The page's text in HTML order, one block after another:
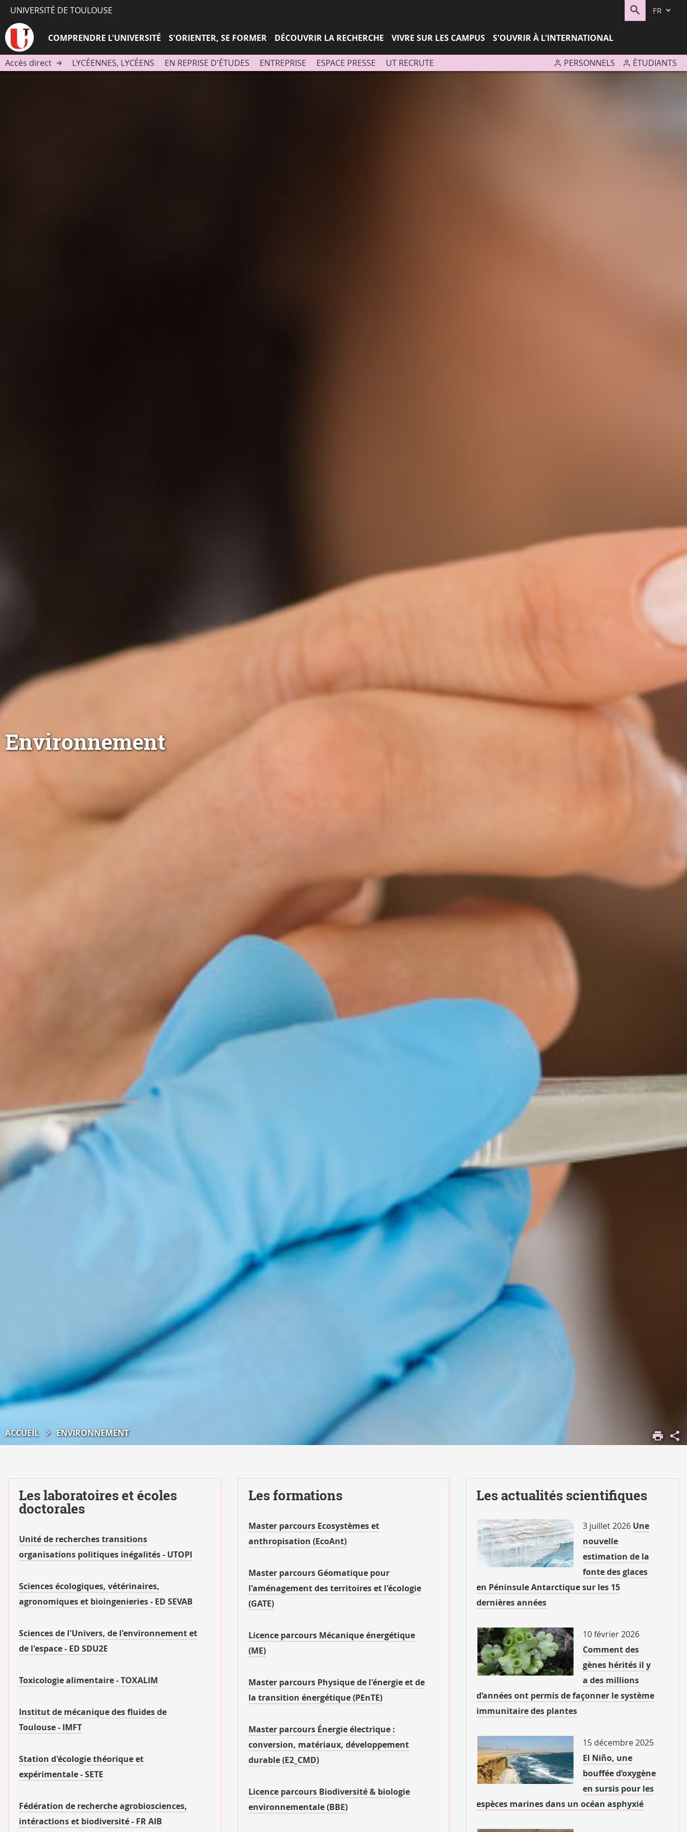
UNIVERSITÉ DE TOULOUSE FR
COMPRENDRE L'UNIVERSITÉ S'ORIENTER, SE FORMER DÉCOUVRIR LA RECHERCHE VIVRE SUR LES CAMPUS S'OUVRIR À L'INTERNATIONAL
Accès direct LYCÉENNES, LYCÉENS EN REPRISE D'ÉTUDES ENTREPRISE ESPACE PRESSE UT RECRUTE PERSONNELS ÉTUDIANTS
Environnement
ACCUEIL ENVIRONNEMENT
Les laboratoires et écoles
doctorales
Unité de recherches transitions
organisations politiques inégalités - UTOPI
Sciences écologiques, vétérinaires,
agronomiques et bioingenieries - ED SEVAB
Sciences de l'Univers, de l'environnement et
de l'espace - ED SDU2E
Toxicologie alimentaire - TOXALIM
Institut de mécanique des fluides de
Toulouse - IMFT
Station d'écologie théorique et
expérimentale - SETE
Fédération de recherche agrobiosciences,
intéractions et biodiversité - FR AIB
Les formations
Master parcours Ecosystèmes et
anthropisation (EcoAnt)
Master parcours Géomatique pour
l'aménagement des territoires et l'écologie
(GATE)
Licence parcours Mécanique énergétique
(ME)
Master parcours Physique de l'énergie et de
la transition énergétique (PEnTE)
Master parcours Énergie électrique :
conversion, matériaux, développement
durable (E2_CMD)
Licence parcours Biodiversité & biologie
environnementale (BBE)
Les actualités scientifiques
3 juillet 2026 Une
nouvelle
estimation de la
fonte des glaces
en Péninsule Antarctique sur les 15
dernières années
10 février 2026
Comment des
gènes hérités il y
a des millions
d’années ont permis de façonner le système
immunitaire des plantes
15 décembre 2025
El Niño, une
bouffée d’oxygène
en sursis pour les
espèces marines dans un océan asphyxié